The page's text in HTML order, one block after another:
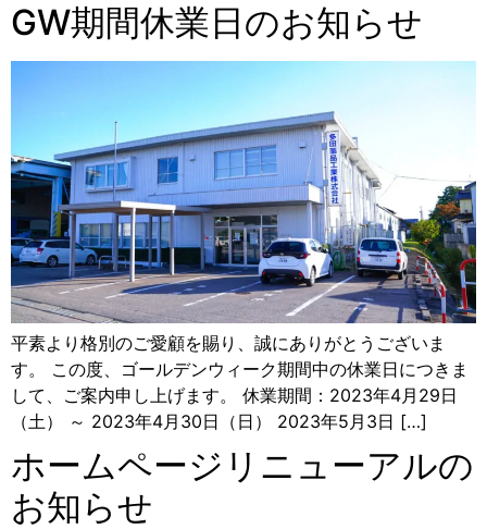
GW期間休業日のお知らせ
平素より格別のご愛顧を賜り、誠にありがとうございま
す。 この度、ゴールデンウィーク期間中の休業日につきま
して、ご案内申し上げます。 休業期間：2023年4月29日
（土） ～ 2023年4月30日（日） 2023年5月3日 […]
ホームページリニューアルの
お知らせ